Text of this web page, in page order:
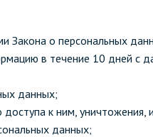
Закона о персональных
в течение 10 дней с
данных;
к ним, уничтожения,
данных;